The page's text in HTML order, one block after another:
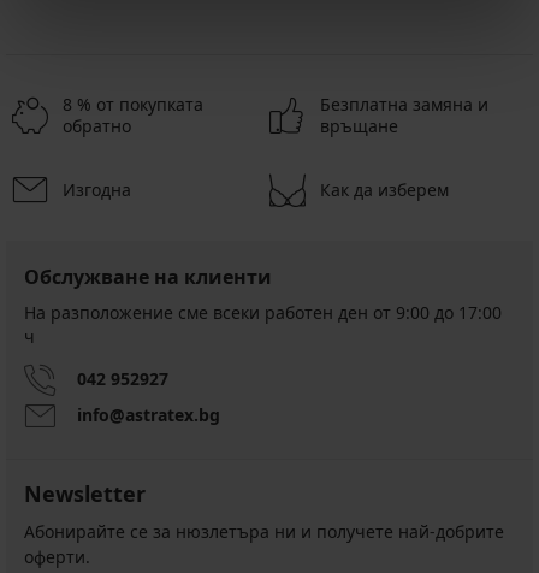
8 % от покупката
обратно
Безплатна замяна и
връщане
Изгодна Как да изберем
Обслужване на клиенти
На разположение сме всеки работен ден от 9:00 до 17:00
ч
042 952927
info@astratex.bg
Newsletter
Абонирайте се за нюзлетъра ни и получете най-добрите
оферти.